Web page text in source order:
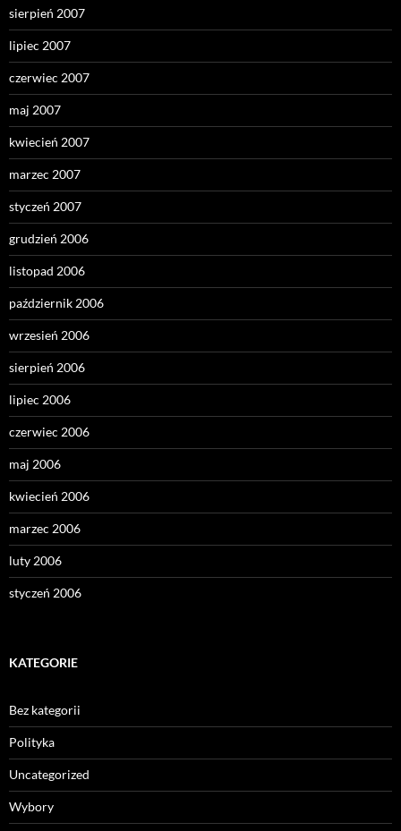
sierpień 2007
lipiec 2007
czerwiec 2007
maj 2007
kwiecień 2007
marzec 2007
styczeń 2007
grudzień 2006
listopad 2006
październik 2006
wrzesień 2006
sierpień 2006
lipiec 2006
czerwiec 2006
maj 2006
kwiecień 2006
marzec 2006
luty 2006
styczeń 2006
KATEGORIE
Bez kategorii
Polityka
Uncategorized
Wybory